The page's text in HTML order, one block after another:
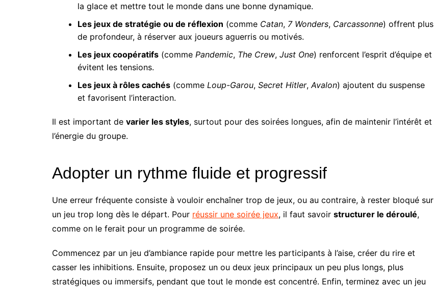
la glace et mettre tout le monde dans une bonne dynamique.
Les jeux de stratégie ou de réflexion (comme Catan, 7 Wonders, Carcassonne) offrent plus
de profondeur, à réserver aux joueurs aguerris ou motivés.
Les jeux coopératifs (comme Pandemic, The Crew, Just One) renforcent l’esprit d’équipe et
évitent les tensions.
Les jeux à rôles cachés (comme Loup-Garou, Secret Hitler, Avalon) ajoutent du suspense
et favorisent l’interaction.
Il est important de varier les styles, surtout pour des soirées longues, afin de maintenir l’intérêt et
l’énergie du groupe.
Adopter un rythme fluide et progressif
Une erreur fréquente consiste à vouloir enchaîner trop de jeux, ou au contraire, à rester bloqué sur
un jeu trop long dès le départ. Pour réussir une soirée jeux, il faut savoir structurer le déroulé,
comme on le ferait pour un programme de soirée.
Commencez par un jeu d’ambiance rapide pour mettre les participants à l’aise, créer du rire et
casser les inhibitions. Ensuite, proposez un ou deux jeux principaux un peu plus longs, plus
stratégiques ou immersifs, pendant que tout le monde est concentré. Enfin, terminez avec un jeu